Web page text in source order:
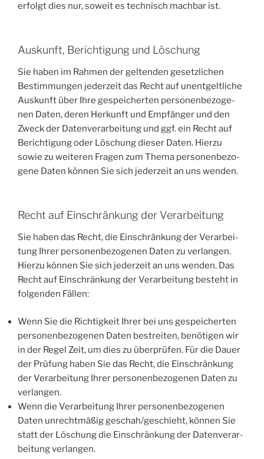
erfolgt dies nur, soweit es tech­nisch mach­bar ist.
Auskunft, Berichtigung und Löschung
Sie haben im Rah­men der gel­ten­den gesetz­li­chen
Bestim­mun­gen jeder­zeit das Recht auf unent­gelt­li­che
Aus­kunft über Ihre gespei­cher­ten per­so­nen­be­zo­ge­
nen Daten, deren Her­kunft und Emp­fän­ger und den
Zweck der Daten­ver­ar­bei­tung und ggf. ein Recht auf
Berich­ti­gung oder Löschung die­ser Daten. Hier­zu
sowie zu wei­te­ren Fra­gen zum The­ma per­so­nen­be­zo­
ge­ne Daten kön­nen Sie sich jeder­zeit an uns wenden.
Recht auf Einschränkung der Verarbeitung
Sie haben das Recht, die Ein­schrän­kung der Ver­ar­bei­
tung Ihrer per­so­nen­be­zo­ge­nen Daten zu ver­lan­gen.
Hier­zu kön­nen Sie sich jeder­zeit an uns wen­den. Das
Recht auf Ein­schrän­kung der Ver­ar­bei­tung besteht in
fol­gen­den Fällen:
Wenn Sie die Rich­tig­keit Ihrer bei uns gespei­cher­ten
per­so­nen­be­zo­ge­nen Daten bestrei­ten, benö­ti­gen wir
in der Regel Zeit, um dies zu über­prü­fen. Für die Dau­er
der Prü­fung haben Sie das Recht, die Ein­schrän­kung
der Ver­ar­bei­tung Ihrer per­so­nen­be­zo­ge­nen Daten zu
verlangen.
Wenn die Ver­ar­bei­tung Ihrer per­so­nen­be­zo­ge­nen
Daten unrecht­mä­ßig geschah/geschieht, kön­nen Sie
statt der Löschung die Ein­schrän­kung der Daten­ver­ar­
bei­tung verlangen.